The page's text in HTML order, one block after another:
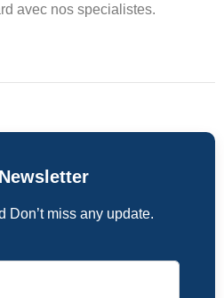
avec nos specialistes.
Don’t miss any update.